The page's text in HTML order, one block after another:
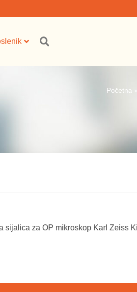
Početna »
sijalica za OP mikroskop Karl Zeiss